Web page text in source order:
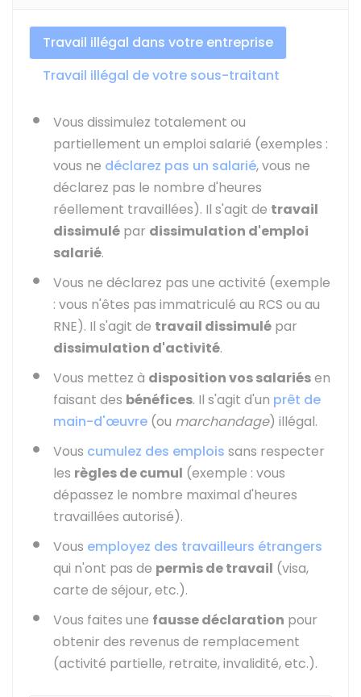
Travail illégal dans votre entreprise
Travail illégal de votre sous-traitant
Vous dissimulez totalement ou
partiellement un emploi salarié (exemples :
vous ne déclarez pas un salarié, vous ne
déclarez pas le nombre d'heures
réellement travaillées). Il s'agit de travail
dissimulé par dissimulation d'emploi
salarié.
Vous ne déclarez pas une activité (exemple
: vous n'êtes pas immatriculé au RCS ou au
RNE). Il s'agit de travail dissimulé par
dissimulation d'activité.
Vous mettez à disposition vos salariésen
faisant des bénéfices. Il s'agit d'un prêt de
main-d'œuvre (ou marchandage) illégal.
Vous cumulez des emplois sans respecter
les règles de cumul (exemple : vous
dépassez le nombre maximal d'heures
travaillées autorisé).
Vous employez des travailleurs étrangers
qui n'ont pas de permis de travail (visa,
carte de séjour, etc.).
Vous faites une fausse déclaration pour
obtenir des revenus de remplacement
(activité partielle, retraite, invalidité, etc.).